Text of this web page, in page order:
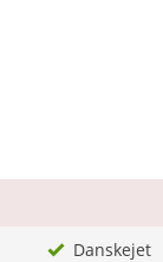
Danskejet